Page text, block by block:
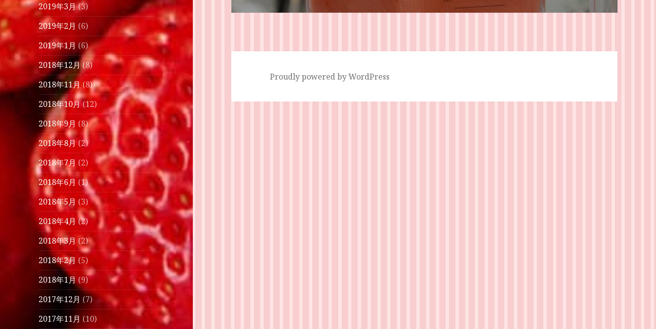
2019年3月(3)
2019年2月 (6)
2019年1月(6)
2018年12月 (8)
2018年11月(8)
2018年10月(12)
2018年9月 (8)
2018年8月 (2)
2018年7月 (2)
2018年6月 (1)
2018年5月 (3)
2018年4月 (2)
2018年3月 (2)
2018年2月 (5)
2018年1月(9)
2017年12月 (7)
2017年11月 (10)
投
Proudly powered by WordPress